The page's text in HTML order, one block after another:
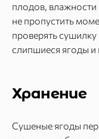
плодов,
не пропустить
проверять сушилку
слипшиеся ягоды и
Хранение
Сушеные ягоды